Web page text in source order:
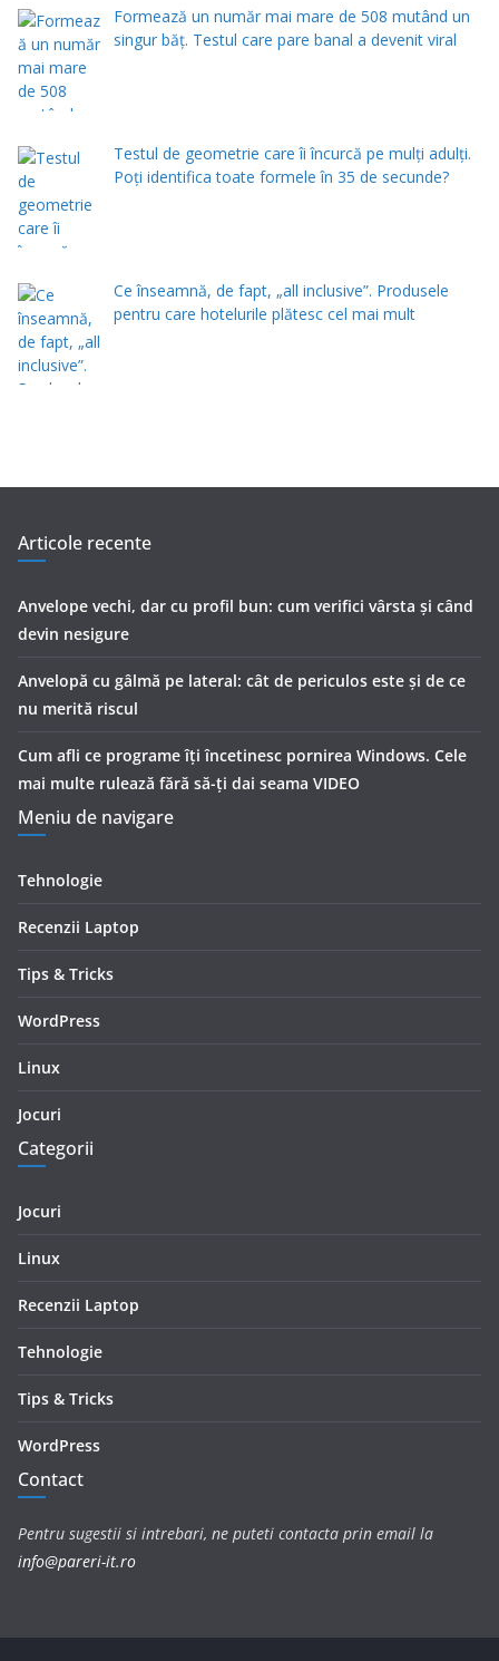
Formează un număr mai mare de 508 mutând un
singur băț. Testul care pare banal a devenit viral
Testul de geometrie care îi încurcă pe mulți adulți.
Poți identifica toate formele în 35 de secunde?
Ce înseamnă, de fapt, „all inclusive”. Produsele
pentru care hotelurile plătesc cel mai mult
Articole recente
Anvelope vechi, dar cu profil bun: cum verifici vârsta și când
devin nesigure
Anvelopă cu gâlmă pe lateral: cât de periculos este și de ce
nu merită riscul
Cum afli ce programe îți încetinesc pornirea Windows. Cele
mai multe rulează fără să-ți dai seama VIDEO
Meniu de navigare
Tehnologie
Recenzii Laptop
Tips & Tricks
WordPress
Linux
Jocuri
Categorii
Jocuri
Linux
Recenzii Laptop
Tehnologie
Tips & Tricks
WordPress
Contact
Pentru sugestii si intrebari, ne puteti contacta prin email la
info@pareri-it.ro